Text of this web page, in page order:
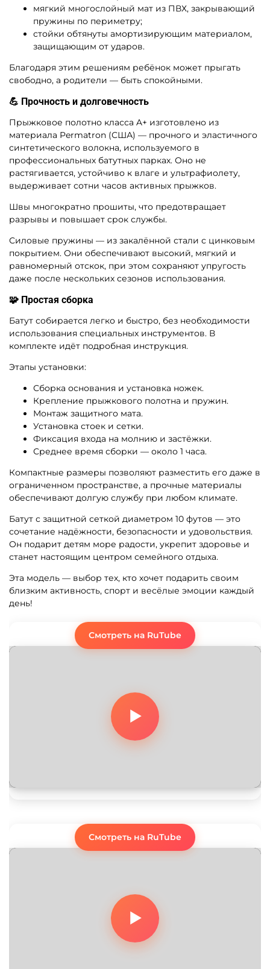
мягкий многослойный мат из ПВХ, закрывающий
пружины по периметру;
стойки обтянуты амортизирующим материалом,
защищающим от ударов.
Благодаря этим решениям ребёнок может прыгать
свободно, а родители — быть спокойными.
💪 Прочность и долговечность
Прыжковое полотно класса A+ изготовлено из
материала Permatron (США) — прочного и эластичного
синтетического волокна, используемого в
профессиональных батутных парках. Оно не
растягивается, устойчиво к влаге и ультрафиолету,
выдерживает сотни часов активных прыжков.
Швы многократно прошиты, что предотвращает
разрывы и повышает срок службы.
Силовые пружины — из закалённой стали с цинковым
покрытием. Они обеспечивают высокий, мягкий и
равномерный отскок, при этом сохраняют упругость
даже после нескольких сезонов использования.
🧩 Простая сборка
Батут собирается легко и быстро, без необходимости
использования специальных инструментов. В
комплекте идёт подробная инструкция.
Этапы установки:
Сборка основания и установка ножек.
Крепление прыжкового полотна и пружин.
Монтаж защитного мата.
Установка стоек и сетки.
Фиксация входа на молнию и застёжки.
Среднее время сборки — около 1 часа.
Компактные размеры позволяют разместить его даже в
ограниченном пространстве, а прочные материалы
обеспечивают долгую службу при любом климате.
Батут с защитной сеткой диаметром 10 футов — это
сочетание надёжности, безопасности и удовольствия.
Он подарит детям море радости, укрепит здоровье и
станет настоящим центром семейного отдыха.
Эта модель — выбор тех, кто хочет подарить своим
близким активность, спорт и весёлые эмоции каждый
день!
Смотреть на RuTube
Смотреть на RuTube